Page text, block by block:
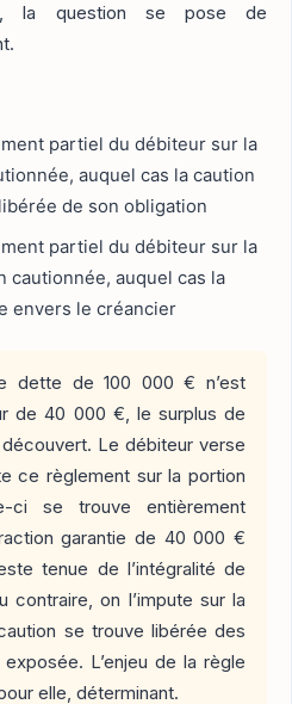
la question se pose de
partiel du débiteur sur la
auquel cas la caution
de son obligation
partiel du débiteur sur la
cautionnée, auquel cas la
envers le créancier
dette de 100 000 € n’est
de 40 000 €, le surplus de
Le débiteur verse
ce règlement sur la portion
ci se trouve entièrement
garantie de 40 000 €
tenue de l’intégralité de
contraire, on l’impute sur la
se trouve libérée des
L’enjeu de la règle
elle, déterminant.